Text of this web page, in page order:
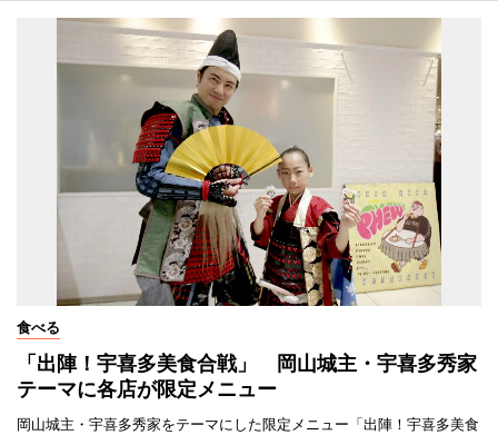
食べる
「出陣！宇喜多美食合戦」 岡山城主・宇喜多秀家
テーマに各店が限定メニュー
岡山城主・宇喜多秀家をテーマにした限定メニュー「出陣！宇喜多美食